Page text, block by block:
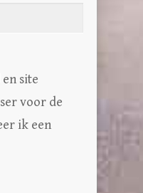
site
voor de
ik een